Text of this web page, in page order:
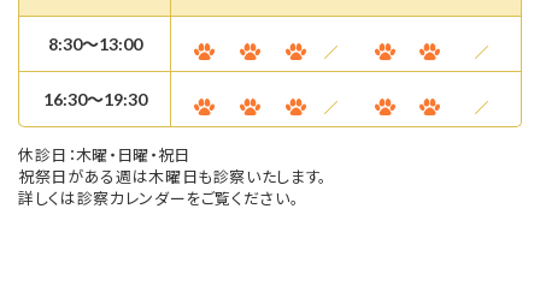
8:30〜13:00
16:30～19:30
休診日：木曜・日曜・祝日
祝祭日がある週は木曜日も診察いたします。
詳しくは診察カレンダーをご覧ください。